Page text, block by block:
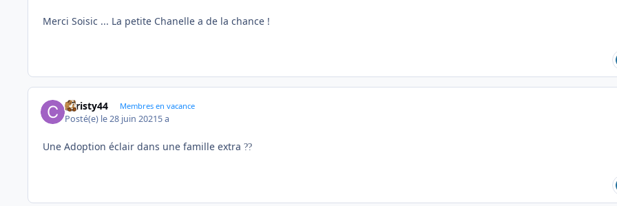
Merci Soisic ... La petite Chanelle a de la chance !
christy44 Membres en vacance
Posté(e) le 28 juin 20215 a
Une Adoption éclair dans une famille extra ??